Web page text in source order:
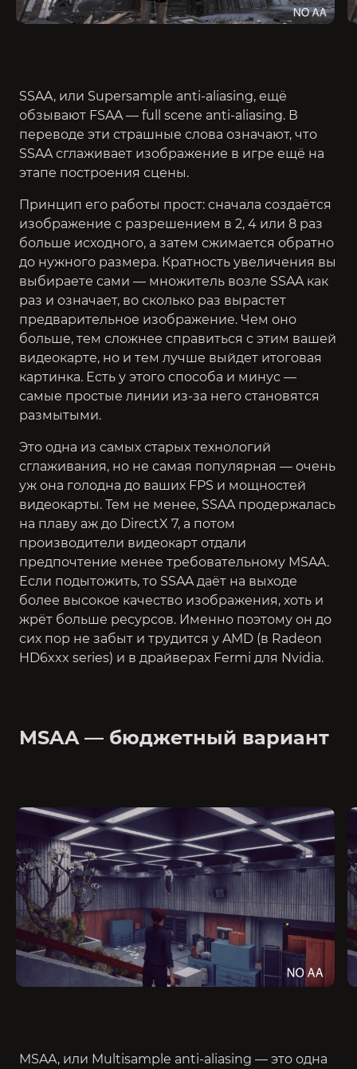
SSAA, или Supersample anti-aliasing, ещё
обзывают FSAA — full scene anti-aliasing. В
переводе эти страшные слова означают, что
SSAA сглаживает изображение в игре ещё на
этапе построения сцены.
Принцип его работы прост: сначала создаётся
изображение с разрешением в 2, 4 или 8 раз
больше исходного, а затем сжимается обратно
до нужного размера. Кратность увеличения вы
выбираете сами — множитель возле SSAA как
раз и означает, во сколько раз вырастет
предварительное изображение. Чем оно
больше, тем сложнее справиться с этим вашей
видеокарте, но и тем лучше выйдет итоговая
картинка. Есть у этого способа и минус —
самые простые линии из-за него становятся
размытыми.
Это одна из самых старых технологий
сглаживания, но не самая популярная — очень
уж она голодна до ваших FPS и мощностей
видеокарты. Тем не менее, SSAA продержалась
на плаву аж до DirectX 7, а потом
производители видеокарт отдали
предпочтение менее требовательному MSAA.
Если подытожить, то SSAA даёт на выходе
более высокое качество изображения, хоть и
жрёт больше ресурсов. Именно поэтому он до
сих пор не забыт и трудится у AMD (в Radeon
HD6xxx series) и в драйверах Fermi для Nvidia.
MSAA — бюджетный вариант
MSAA, или Multisample anti-aliasing — это одна